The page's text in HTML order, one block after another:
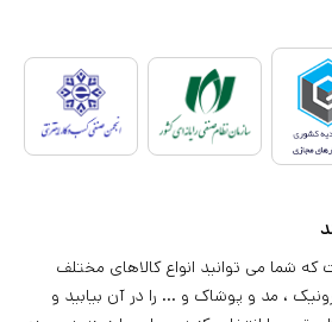
که شما می توانید انواع کالاهای مختلف
، مد و پوشاک و ... را در آن بیابید و